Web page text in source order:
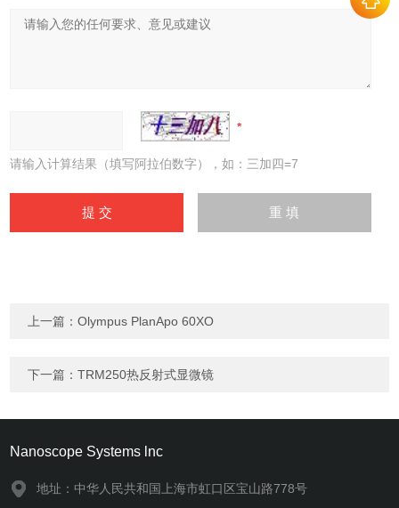
请输入计算结果（填写阿拉伯数字），如：三加四=7
上一篇：Olympus PlanApo 60XO
下一篇：TRM250热反射式显微镜
Nanoscope Systems lnc
地址：中华人民共和国上海市虹口区宝山路778号